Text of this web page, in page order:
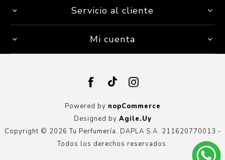
Servicio al cliente
Mi cuenta
Powered by nopCommerce
Designed by Agile.Uy
Copyright © 2026 Tu Perfumería. DAPLA S.A. 211620770013 -
Todos los derechos reservados.